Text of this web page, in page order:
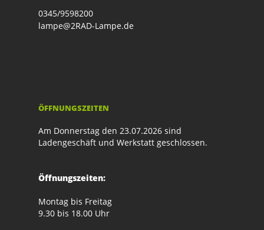
0345/9598200
lampe@2RAD-Lampe.de
ÖFFNUNGSZEITEN
Am Donnerstag den 23.07.2026 sind
Ladengeschäft und Werkstatt geschlossen.
Öffnungszeiten:
Montag bis Freitag
9.30 bis 18.00 Uhr